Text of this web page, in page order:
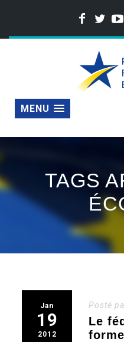
MENU
TAGS
Jan
19
2012
Posté
Le